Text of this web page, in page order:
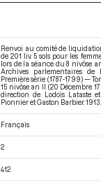
Renvoi au comité de
de 201 liv. 5 sols pour les
lors de la séance du 8 nivôse
Archives parlementaires
Première série (1787-1799) —
15 nivôse an II (20 Décembre
direction de Lodoïs Lataste
Pionnier et Gaston Barbier. 1913.
Français
2
412